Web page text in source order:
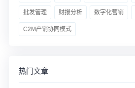
批发管理 财报分析 数字化营销
C2M产销协同模式
热门文章